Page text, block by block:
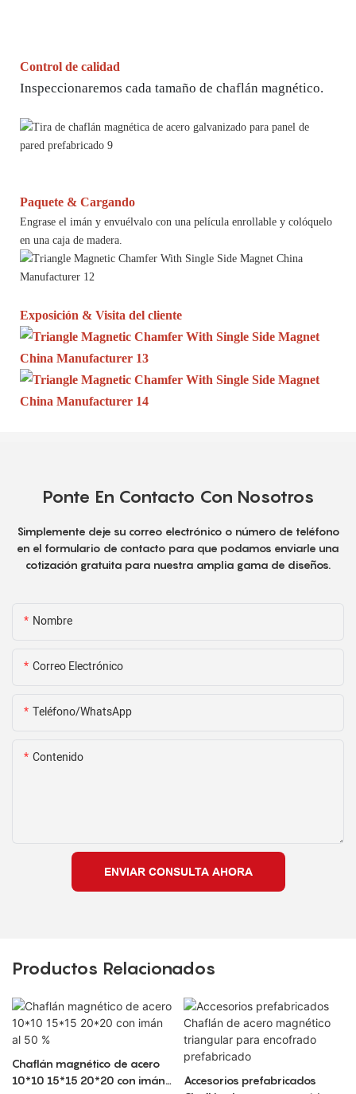
Control de calidad
Inspeccionaremos cada tamaño de chaflán magnético.
Paquete & Cargando
Engrase el imán y envuélvalo con una película enrollable y colóquelo
en una caja de madera.
Exposición & Visita del cliente
Ponte En Contacto Con Nosotros
Simplemente deje su correo electrónico o número de teléfono
en el formulario de contacto para que podamos enviarle una
cotización gratuita para nuestra amplia gama de diseños.
Nombre
Correo Electrónico
Teléfono/WhatsApp
Contenido
ENVIAR CONSULTA AHORA
Productos Relacionados
Chaflán magnético de acero
10*10 15*15 20*20 con imán
Accesorios prefabricados